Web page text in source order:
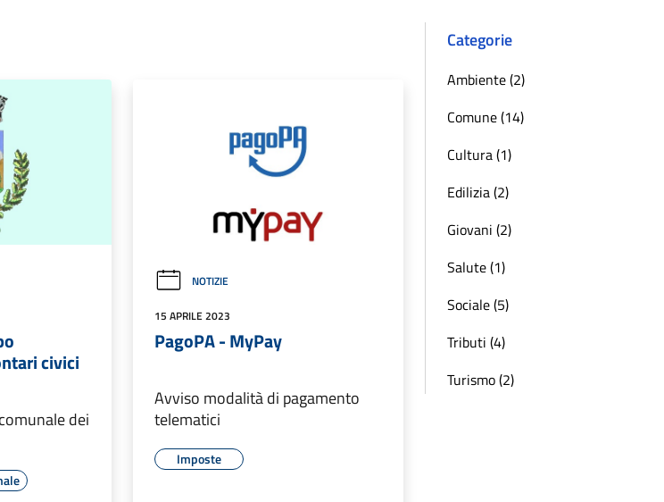
civici
dei
NOTIZIE
15 APRILE 2023
PagoPA - MyPay
Avviso modalità di pagamento
telematici
Imposte
Categorie
Ambiente (2)
Comune (14)
Cultura (1)
Edilizia (2)
Giovani (2)
Salute (1)
Sociale (5)
Tributi (4)
Turismo (2)